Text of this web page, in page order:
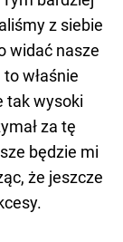
z siebie
widać nasze
właśnie
tak wysoki
za tę
będzie mi
że jeszcze